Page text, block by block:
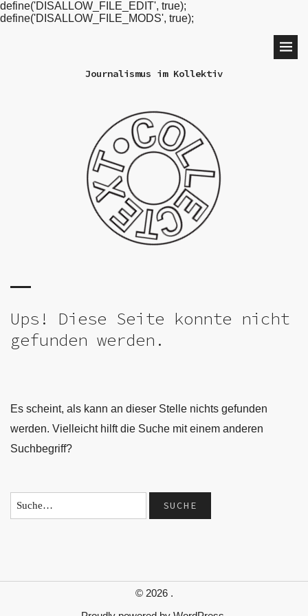
define('DISALLOW_FILE_EDIT', true);
define('DISALLOW_FILE_MODS', true);
Journalismus im Kollektiv
Ups! Diese Seite konnte nicht
gefunden werden.
Es scheint, als kann an dieser Stelle nichts gefunden
werden. Vielleicht hilft die Suche mit einem anderen
Suchbegriff?
© 2026 .